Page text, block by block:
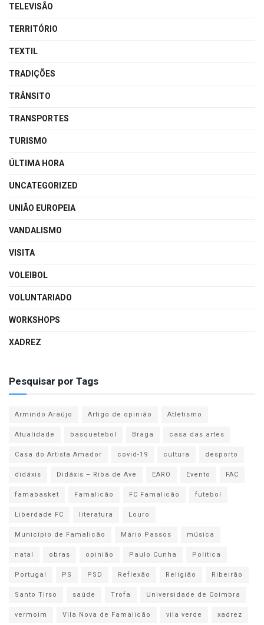
TELEVISÃO
TERRITÓRIO
TEXTIL
TRADIÇÕES
TRÂNSITO
TRANSPORTES
TURISMO
ÚLTIMA HORA
UNCATEGORIZED
UNIÃO EUROPEIA
VANDALISMO
VISITA
VOLEIBOL
VOLUNTARIADO
WORKSHOPS
XADREZ
Pesquisar por Tags
Armindo Araújo Artigo de opinião
Atletismo
Atualidade
basquetebol Braga
casa das artes
Casa do Artista Amador
covid-19 cultura
desporto
didáxis
Didáxis – Riba de Ave EARO Evento
FAC
famabasket
Famalicão FC Famalicão
futebol
Liberdade FC
literatura
Louro
Município de Famalicão
Mário Passos
música
natal
obras opinião Paulo Cunha
Politica
Portugal
PS PSD Reflexão Religião
Ribeirão
Santo Tirso
saúde Trofa
Universidade de Coimbra
vermoim
Vila Nova de Famalicão vila verde xadrez